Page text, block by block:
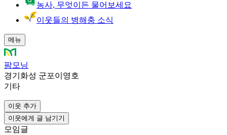
농사, 무엇이든 물어보세요
이웃들의 병해충 소식
메뉴
팜모닝
경기화성 군포이영호
기타
이웃 추가
이웃에게 글 남기기
모임글